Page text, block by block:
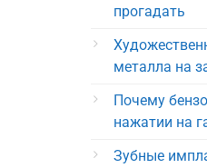
прогадать
металла на
Почему
нажатии на
Зубные